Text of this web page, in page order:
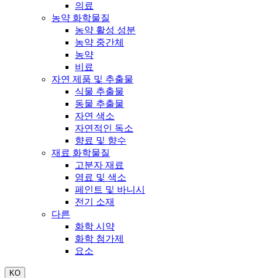
의료
농약 화학물질
농약 활성 성분
농약 중간체
농약
비료
자연 제품 및 추출물
식물 추출물
동물 추출물
자연 색소
자연적인 독소
향료 및 향수
재료 화학물질
고분자 재료
염료 및 색소
페인트 및 바니시
전기 소재
다른
화학 시약
화학 첨가제
요소
KO